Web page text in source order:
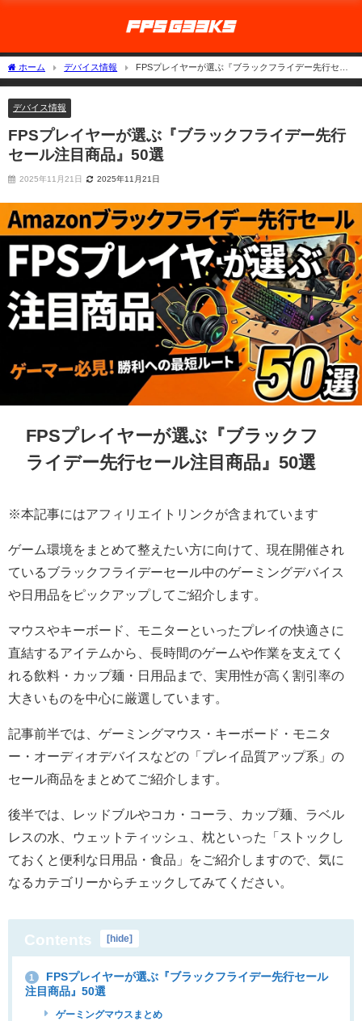
ホーム デバイス情報
FPSプレイヤーが選ぶ『ブラックフライデー先行セー
ル注目商品』50選
デバイス情報
FPSプレイヤーが選ぶ『ブラックフライデー先行
セール注目商品』50選
2025年11月21日 2025年11月21日
FPSプレイヤーが選ぶ『ブラックフ
ライデー先行セール注目商品』50選
※本記事にはアフィリエイトリンクが含まれています
ゲーム環境をまとめて整えたい方に向けて、現在開催され
ているブラックフライデーセール中のゲーミングデバイス
や日用品をピックアップしてご紹介します。
マウスやキーボード、モニターといったプレイの快適さに
直結するアイテムから、長時間のゲームや作業を支えてく
れる飲料・カップ麺・日用品まで、実用性が高く割引率の
大きいものを中心に厳選しています。
記事前半では、ゲーミングマウス・キーボード・モニタ
ー・オーディオデバイスなどの「プレイ品質アップ系」の
セール商品をまとめてご紹介します。
後半では、レッドブルやコカ・コーラ、カップ麺、ラベル
レスの水、ウェットティッシュ、枕といった「ストックし
ておくと便利な日用品・食品」をご紹介しますので、気に
なるカテゴリーからチェックしてみてください。
Contents hide
1
FPSプレイヤーが選ぶ『ブラックフライデー先行セール
注目商品』50選
ゲーミングマウスまとめ